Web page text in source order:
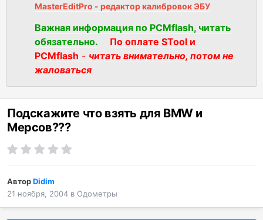
MasterEditPro - редактор калибровок ЭБУ
Важная информация по PCMflash, читать
обязательно.
По оплате STool и
PCMflash - читать внимательно, потом не
жаловаться
Подскажите что взять для BMW и
Мерсов???
АвторDidim
21 ноября, 2004 в Одометры